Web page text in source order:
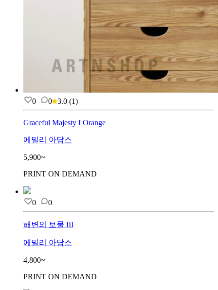
0 0 3.0 (1)
Graceful Majesty I Orange
에밀리 아담스
5,900~
PRINT ON DEMAND
0 0
해변의 보물 III
에밀리 아담스
4,800~
PRINT ON DEMAND